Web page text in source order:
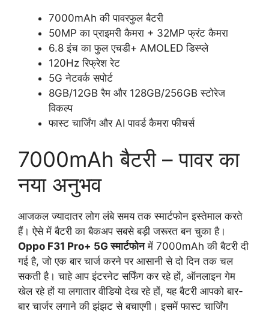
7000mAh की पावरफुल बैटरी
50MP का प्राइमरी कैमरा + 32MP फ्रंट कैमरा
6.8 इंच का फुल एचडी+ AMOLED डिस्प्ले
120Hz रिफ्रेश रेट
5G नेटवर्क सपोर्ट
8GB/12GB रैम और 128GB/256GB स्टोरेज
विकल्प
फास्ट चार्जिंग और AI पावर्ड कैमरा फीचर्स
7000mAh बैटरी – पावर का
नया अनुभव
आजकल ज्यादातर लोग लंबे समय तक स्मार्टफोन इस्तेमाल करते
हैं। ऐसे में बैटरी का बैकअप सबसे बड़ी जरूरत बन चुका है।
Oppo F31 Pro+ 5G स्मार्टफोनमें 7000mAh की बैटरी दी
गई है, जो एक बार चार्ज करने पर आसानी से दो दिन तक चल
सकती है। चाहे आप इंटरनेट सर्फिंग कर रहे हों, ऑनलाइन गेम
खेल रहे हों या लगातार वीडियो देख रहे हों, यह बैटरी आपको बार-
बार चार्जर लगाने की झंझट से बचाएगी। इसमें फास्ट चार्जिंग